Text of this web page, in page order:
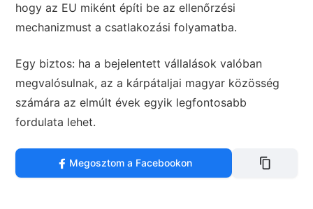
hogy az EU miként építi be az ellenőrzési
mechanizmust a csatlakozási folyamatba.
Egy biztos: ha a bejelentett vállalások valóban
megvalósulnak, az a kárpátaljai magyar közösség
számára az elmúlt évek egyik legfontosabb
fordulata lehet.
Megosztom a Facebookon